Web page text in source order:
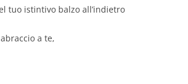
tuo istintivo balzo all’indietro
a te,